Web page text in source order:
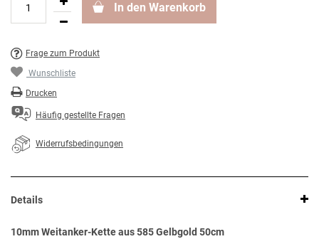
In den Warenkorb
Frage zum Produkt
Wunschliste
Drucken
Häufig gestellte Fragen
Widerrufsbedingungen
Details
10mm Weitanker-Kette aus 585 Gelbgold 50cm